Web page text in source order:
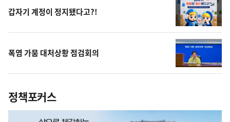
갑자기 계정이 정지됐다고?!
폭염 가뭄 대처상황 점검회의
정책포커스